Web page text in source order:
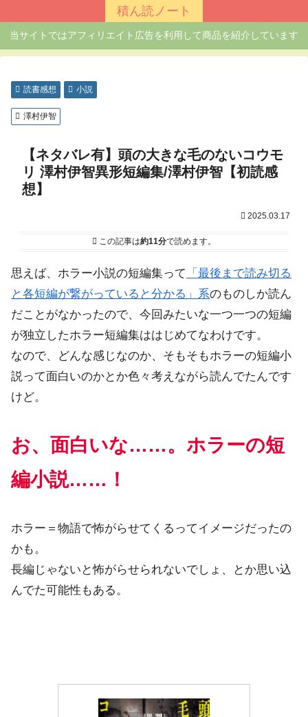
積ん読ノート
当サイトではアフィリエイト広告を利用して商品を紹介しています
読書感想 小説
澤村伊智
【ネタバレ有】頭の大きな毛のないコウモ
リ 澤村伊智異形短編集/澤村伊智【初読感
想】
2025.03.17
この記事は約11分で読めます。
思えば、ホラー小説の短編集って
「最後まで読み切る
と各短編が繋がっていると分かる」系のものしか読ん
だことがなかったので、今回みたいな一つ一つの短編
が独立したホラー短編集ははじめてなわけです。
なので、どんな感じなのか、そもそもホラーの短編小
説って面白いのかとか色々考えながら読んでたんです
けど。
お、面白いな……。ホラーの短
編小説……！
ホラー＝物語で怖がらせてくるってイメージだったの
かも。
長編じゃないと怖がらせられないでしょ、とか思い込
んでた可能性もある。